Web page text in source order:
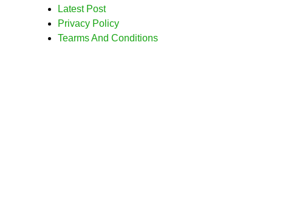
Latest Post
Privacy Policy
Tearms And Conditions